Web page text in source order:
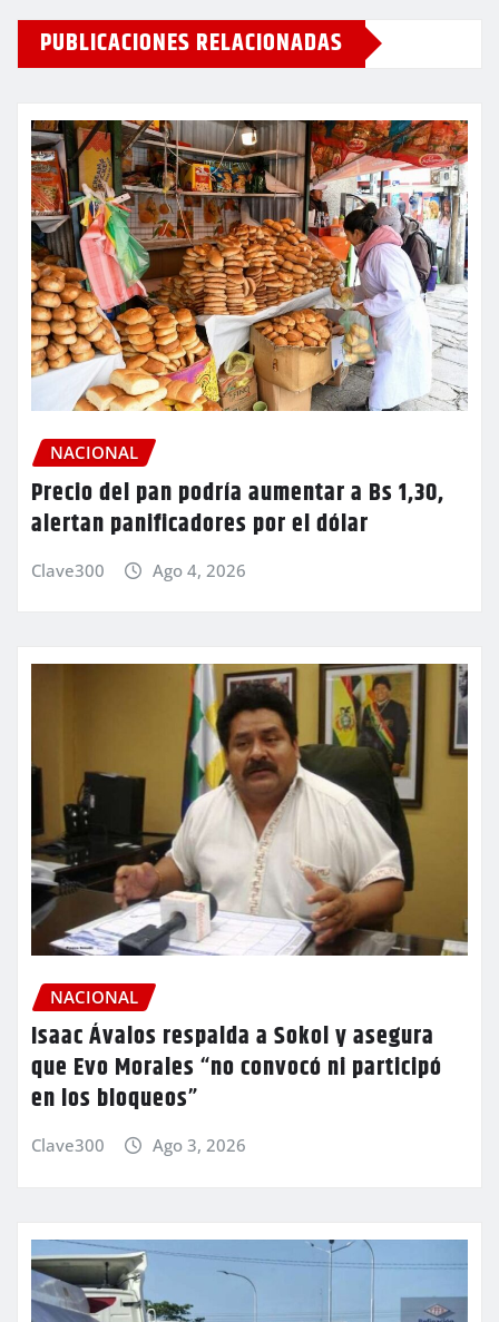
PUBLICACIONES RELACIONADAS
NACIONAL
Precio del pan podría aumentar a Bs 1,30,
alertan panificadores por el dólar
Clave300 Ago 4, 2026
NACIONAL
Isaac Ávalos respalda a Sokol y asegura
que Evo Morales “no convocó ni participó
en los bloqueos”
Clave300 Ago 3, 2026